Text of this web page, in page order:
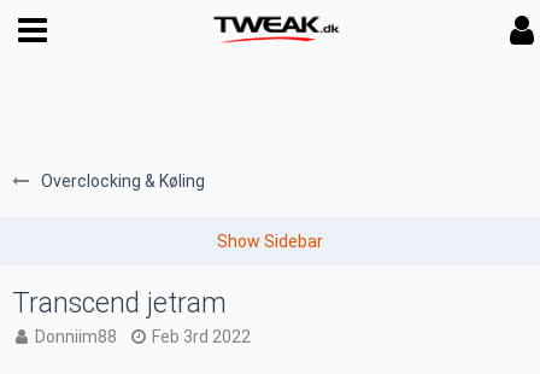
Overclocking & Køling
Transcend jetram
Donniim88 Feb 3rd 2022